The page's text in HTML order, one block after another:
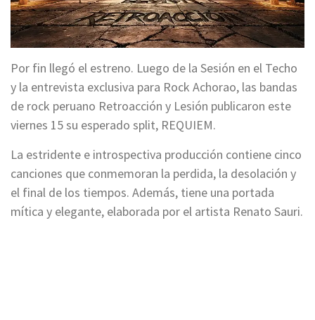
Por fin llegó el estreno. Luego de la Sesión en el Techo
y la entrevista exclusiva para Rock Achorao, las bandas
de rock peruano Retroacción y Lesión publicaron este
viernes 15 su esperado split, REQUIEM.
La estridente e introspectiva producción contiene cinco
canciones que conmemoran la perdida, la desolación y
el final de los tiempos. Además, tiene una portada
mítica y elegante, elaborada por el artista Renato Sauri.